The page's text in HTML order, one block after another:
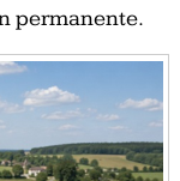
permanente.